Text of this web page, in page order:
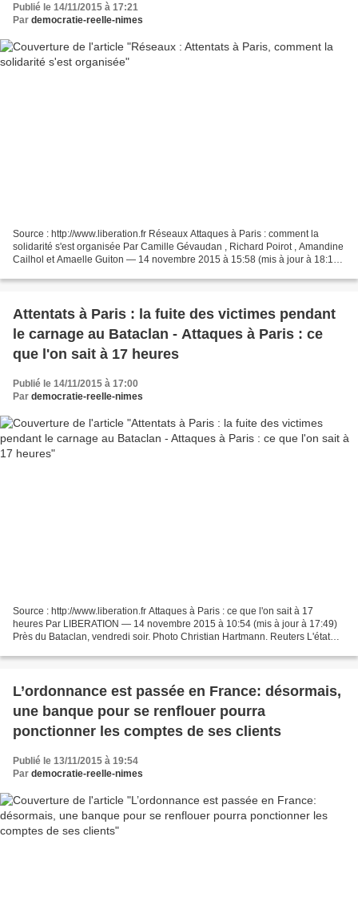
Publié le 14/11/2015 à 17:21
Par democratie-reelle-nimes
Source : http://www.liberation.fr Réseaux Attaques à Paris : comment la
solidarité s'est organisée Par Camille Gévaudan , Richard Poirot , Amandine
Cailhol et Amaelle Guiton — 14 novembre 2015 à 15:58 (mis à jour à 18:15)
Attentats à Paris : la fuite des victimes pendant
le carnage au Bataclan - Attaques à Paris : ce
que l'on sait à 17 heures
Publié le 14/11/2015 à 17:00
Par democratie-reelle-nimes
Source : http://www.liberation.fr Attaques à Paris : ce que l'on sait à 17
heures Par LIBERATION — 14 novembre 2015 à 10:54 (mis à jour à 17:49)
Près du Bataclan, vendredi soir. Photo Christian Hartmann. Reuters L'état
L’ordonnance est passée en France: désormais,
une banque pour se renflouer pourra
ponctionner les comptes de ses clients
Publié le 13/11/2015 à 19:54
Par democratie-reelle-nimes